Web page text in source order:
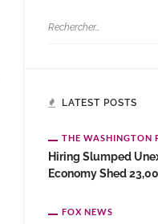
LATEST POSTS
THE WASHINGTON
Hiring Slumped
Economy Shed
FOX NEWS